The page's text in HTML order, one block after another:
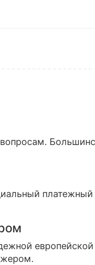
европейской